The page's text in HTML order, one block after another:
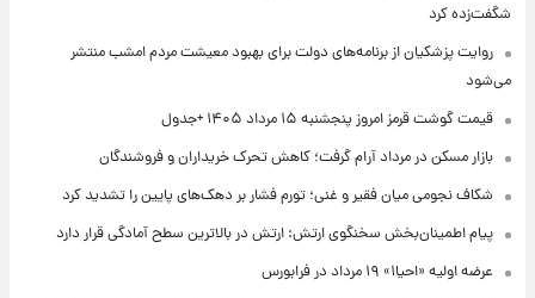
شگفت‌زده کرد
روایت پزشکیان از برنامه‌های دولت برای بهبود معیشت مردم امشب منتشر
می‌شود
قیمت گوشت قرمز امروز پنجشنبه ۱۵ مرداد ۱۴۰۵ +جدول
بازار مسکن در مرداد آرام گرفت؛ کاهش تحرک خریداران و فروشندگان
شکاف نجومی میان فقیر و غنی؛ تورم فشار بر دهک‌های پایین را تشدید کرد
پیام اطمینان‌بخش سخنگوی ارتش: ارتش در بالاترین سطح آمادگی قرار دارد
عرضه اولیه «احیا۱» ۱۹ مرداد در فرابورس